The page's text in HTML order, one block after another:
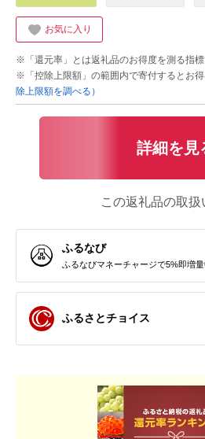
お気に入り
※「還元率」とは返礼品のお得度を測る指
※「控除上限額」の範囲内で寄付するとお
除上限額を調べる）
詳細を見
この返礼品の取扱
ふるなび
ふるなびマネーチャージで5%即増量
ふるさとチョイス